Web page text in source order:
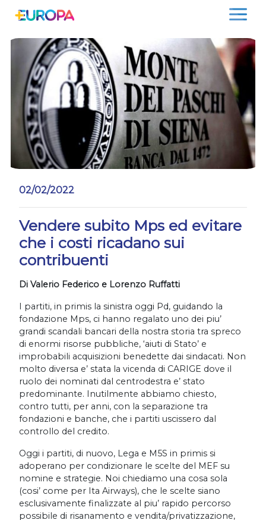
02/02/2022
Vendere subito Mps ed evitare
che i costi ricadano sui
contribuenti
Di Valerio Federico e Lorenzo Ruffatti
I partiti, in primis la sinistra oggi Pd, guidando la
fondazione Mps, ci hanno regalato uno dei piu’
grandi scandali bancari della nostra storia tra spreco
di enormi risorse pubbliche, ‘aiuti di Stato’ e
improbabili acquisizioni benedette dai sindacati. Non
molto diversa e’ stata la vicenda di CARIGE dove il
ruolo dei nominati dal centrodestra e’ stato
predominante. Inutilmente abbiamo chiesto,
contro tutti, per anni, con la separazione tra
fondazioni e banche, che i partiti uscissero dal
controllo del credito.
Oggi i partiti, di nuovo, Lega e M5S in primis si
adoperano per condizionare le scelte del MEF su
nomine e strategie. Noi chiediamo una cosa sola
(cosi’ come per Ita Airways), che le scelte siano
esclusivamente finalizzate al piu’ rapido percorso
possibile di risanamento e vendita/privatizzazione,